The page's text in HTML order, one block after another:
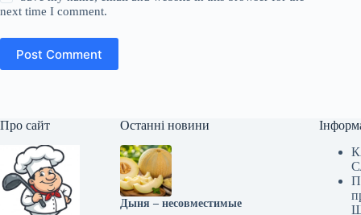
next time I comment.
Post Comment
Про сайт Останні новини
Дыня – несовместимые